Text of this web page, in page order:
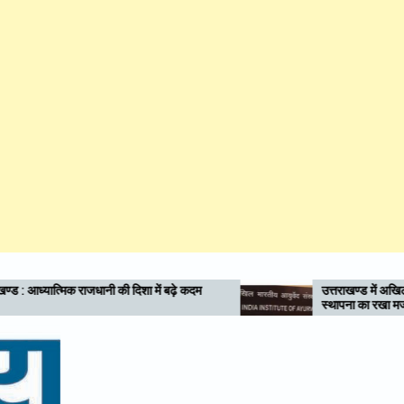
बढ़े कदम
उत्तराखण्ड में अखिल भारतीय आयुर्वेद संस्थान (AIIA) की
स्थापना का रखा मजबूत पक्ष